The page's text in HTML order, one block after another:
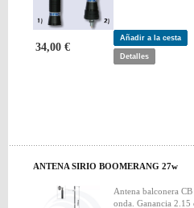
34,00 €
Añadir a la cesta
Detalles
ANTENA SIRIO BOOMERANG 27w
Antena balconera
onda. Ganancia 2.15